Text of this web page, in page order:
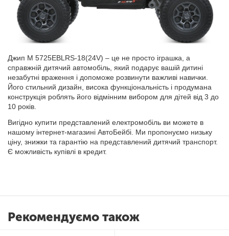
Джип M 5725EBLRS-18(24V) – це не просто іграшка, а
справжній дитячий автомобіль, який подарує вашій дитині
незабутні враження і допоможе розвинути важливі навички.
Його стильний дизайн, висока функціональність і продумана
конструкція роблять його відмінним вибором для дітей від 3 до
10 років.
Вигідно купити представлений електромобіль ви можете в
нашому інтернет-магазині АвтоБейбі. Ми пропонуємо низьку
ціну, знижки та гарантію на представлений дитячий транспорт.
Є можливість купівлі в кредит.
Рекомендуємо також